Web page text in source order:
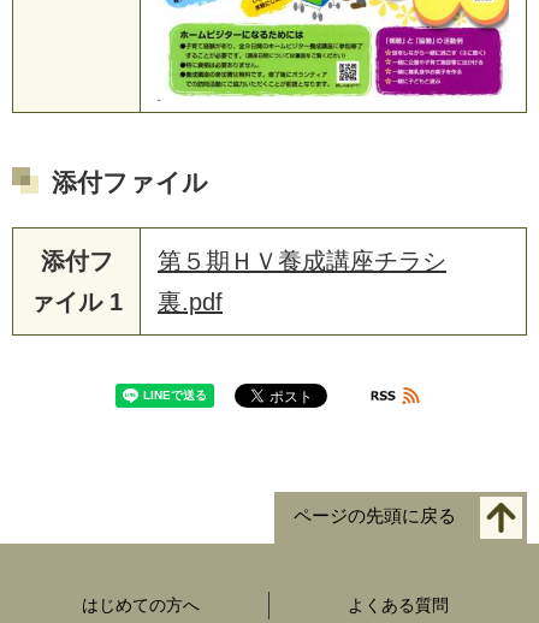
添付ファイル
添付フ
ァイル 1
第５期ＨＶ養成講座チラシ
裏.pdf
ページの先頭に戻る
はじめての方へ よくある質問